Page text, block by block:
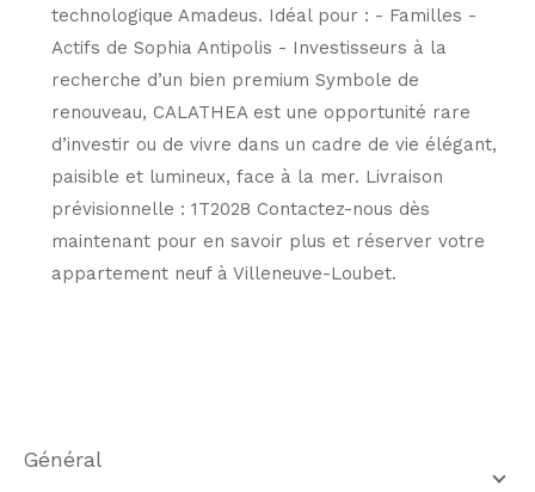
technologique Amadeus. Idéal pour : - Familles -
Actifs de Sophia Antipolis - Investisseurs à la
recherche d’un bien premium Symbole de
renouveau, CALATHEA est une opportunité rare
d’investir ou de vivre dans un cadre de vie élégant,
paisible et lumineux, face à la mer. Livraison
prévisionnelle : 1T2028 Contactez-nous dès
maintenant pour en savoir plus et réserver votre
appartement neuf à Villeneuve-Loubet.
général